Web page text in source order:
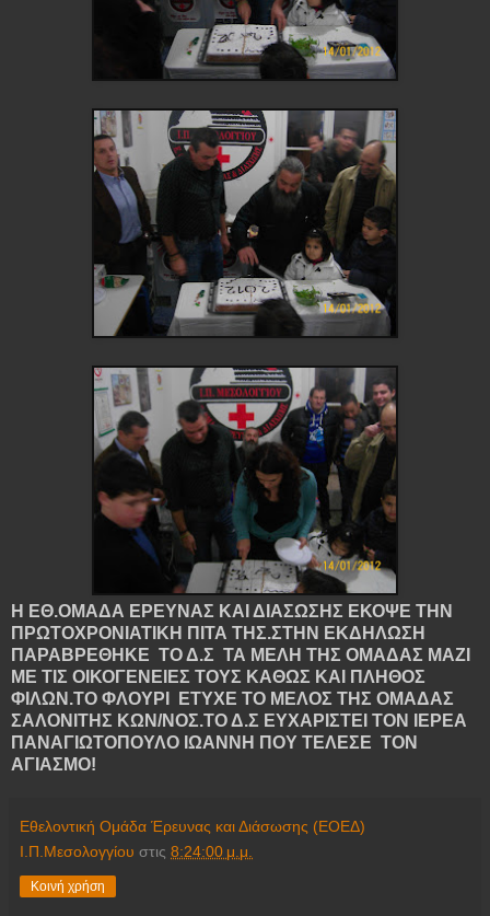
Η ΕΘ.ΟΜΑΔΑ ΕΡΕΥΝΑΣ ΚΑΙ ΔΙΑΣΩΣΗΣ ΕΚΟΨΕ ΤΗΝ
ΠΡΩΤΟΧΡΟΝΙΑΤΙΚΗ ΠΙΤΑ ΤΗΣ.ΣΤΗΝ ΕΚΔΗΛΩΣΗ
ΠΑΡΑΒΡΕΘΗΚΕ ΤΟ Δ.Σ ΤΑ ΜΕΛΗ ΤΗΣ ΟΜΑΔΑΣ ΜΑΖΙ
ΜΕ ΤΙΣ ΟΙΚΟΓΕΝΕΙΕΣ ΤΟΥΣ ΚΑΘΩΣ ΚΑΙ ΠΛΗΘΟΣ
ΦΙΛΩΝ.ΤΟ ΦΛΟΥΡΙ ΕΤΥΧΕ ΤΟ ΜΕΛΟΣ ΤΗΣ ΟΜΑΔΑΣ
ΣΑΛΟΝΙΤΗΣ ΚΩΝ/ΝΟΣ.ΤΟ Δ.Σ ΕΥΧΑΡΙΣΤΕΙ ΤΟΝ ΙΕΡΕΑ
ΠΑΝΑΓΙΩΤΟΠΟΥΛΟ ΙΩΑΝΝΗ ΠΟΥ ΤΕΛΕΣΕ ΤΟΝ
ΑΓΙΑΣΜΟ!
Εθελοντική Ομάδα Έρευνας και Διάσωσης (ΕΟΕΔ)
Ι.Π.Μεσολογγίου στις 8:24:00 μ.μ.
Κοινή χρήση